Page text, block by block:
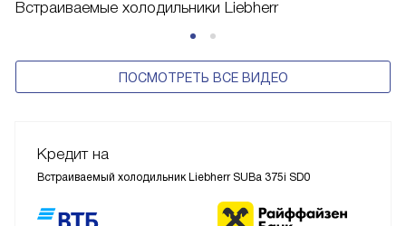
Встраиваемые холодильники Liebherr
ПОСМОТРЕТЬ ВСЕ ВИДЕО
Кредит на
Встраиваемый холодильник Liebherr SUBa 375i SD0